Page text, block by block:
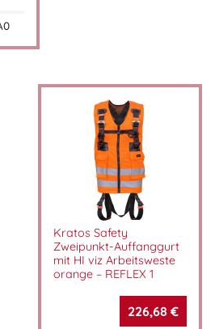
& Weste in einem
– ideal für Werkzeug, Kleinteile &
– optimal positionierte Beingurte
– durch Automatik-Schnallen und
– kein zusätzlicher
Kratos Safety
Zweipunkt-Auffanggurt
mit HI viz Arbeitsweste
orange – REFLEX 1
226,68 €